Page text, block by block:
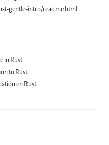
gentle-intro/readme.html
in Rust
to Rust
en Rust